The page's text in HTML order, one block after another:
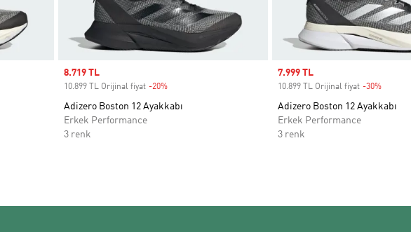
Sale price
8.719 TL
10.899 TL Orijinal fiyat -20%Discount
Adizero Boston 12 Ayakkabı
Erkek Performance
3 renk
Sale price
7.999 TL
10.899 TL Orijinal fiyat -30%
Adizero Boston 12 Ayakkabı
Erkek Performance
3 renk